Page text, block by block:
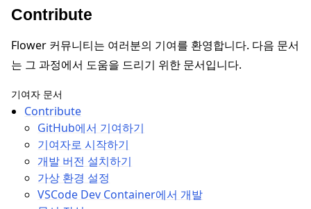
Contribute
Flower 커뮤니티는 여러분의 기여를 환영합니다. 다음 문서
는 그 과정에서 도움을 드리기 위한 문서입니다.
기여자 문서
Contribute
GitHub에서 기여하기
기여자로 시작하기
개발 버전 설치하기
가상 환경 설정
VSCode Dev Container에서 개발